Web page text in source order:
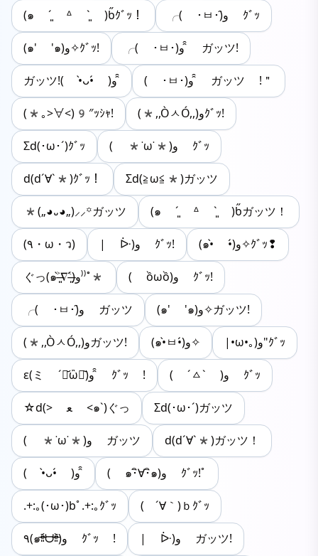
(๑ ˊ͈ ᐞ ˋ͈ )ƅ̋ｸﾞｯ！ ╭( ･ㅂ･)و̑ ｸﾞｯ
(๑' '๑)و✧ｸﾞｯ! ╭( ･ㅂ･)و ̑̑ ガッツ!
ガッツ!( •̀ᴗ•́ )و ̑̑ ( ･ㅂ･)و ̑̑ ガッツ !＂
(*｡>∀<)9″ｯｼｬ! (*,,ÒㅅÓ,,)وｸﾞｯ!
Σd(･ω･´)ｸﾞｯ ‎( *˙ω˙*)و ｸﾞｯ
d(d´∀`*)ｸﾞｯ！ Σd(≧ω≦*)ガッツ
*(„◕᎑◕„)⸝⸝꙳ガッツ (๑ ˊ͈ ᐞ ˋ͈ )ƅ̋ガッツ！
(٩・ω・ว) | ᐕ)و ｸﾞｯ! (๑•̀ •́)و✧ｸﾞｯ❢
ぐっ(๑˃̶͈̀∇˂̶͈́)و⁾⁾˚* ( ồωồ)و ｸﾞｯ!
╭( ･ㅂ･)و̑ ガッツ (๑' '๑)و✧ガッツ!
(*,,ÒㅅÓ,,)وガッツ! (๑•̀ㅂ•́)و✧ |•ω•｡)و"ｸﾞｯ
ε(ミ ´･᷄ὢ･᷅)و ̑̑ ｸﾞｯ ! ( ˊㅿˋ )و ｸﾞｯ
☆d(> ﻌ <๑`)ぐっ Σd(･ω･´)ガッツ
‎( *˙ω˙*)و ガッツ d(d´∀`*)ガッツ！
( •̀ᴗ•́ )و ̑̑ ( ๑･ิ∀･ิ๑)و ｸﾞｯ!ﾟ
.+:｡(･ω･)bﾟ.+:｡ｸﾞｯ ( ´∀｀)ｂｸﾞｯ
٩(๑ᵒ̴̶̷͈᷄ᗨᵒ̴̶̷͈᷅)و ｸﾞｯ ! | ᐕ)و ガッツ!